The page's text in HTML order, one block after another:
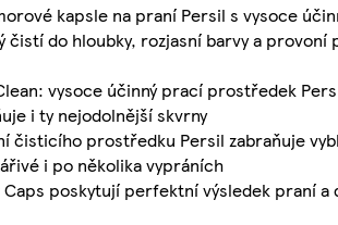
kapsle na praní Persil s vysoce
do hloubky, rozjasní barvy a provoní
vysoce účinný prací prostředek
i ty nejodolnější skvrny
čisticího prostředku Persil zabraňuje
i po několika vypráních
Caps poskytují perfektní výsledek praní